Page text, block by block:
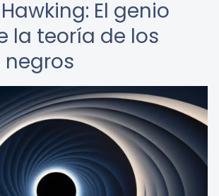
El genio
la teoría de los